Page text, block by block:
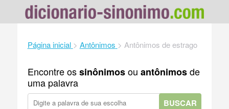
Página inicial > Antônimos > Antônimos de estrago
Encontre ossinônimosou antônimosde
uma palavra
BUSCAR